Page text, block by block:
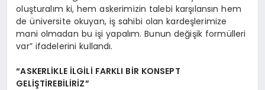
oluşturalım ki, hem askerimizin talebi karşılansın hem
de üniversite okuyan, iş sahibi olan kardeşlerimize
mani olmadan bu işi yapalım. Bunun değişik formülleri
var” ifadelerini kullandı.
“ASKERLİKLE İLGİLİ FARKLI BİR KONSEPT
GELİŞTİREBİLİRİZ”